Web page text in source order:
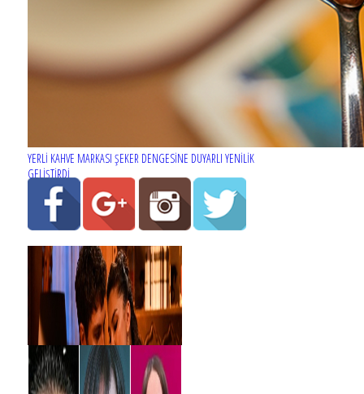
YERLİ KAHVE MARKASI ŞEKER DENGESİNE DUYARLI YENİLİK
GELİŞTİRDİ